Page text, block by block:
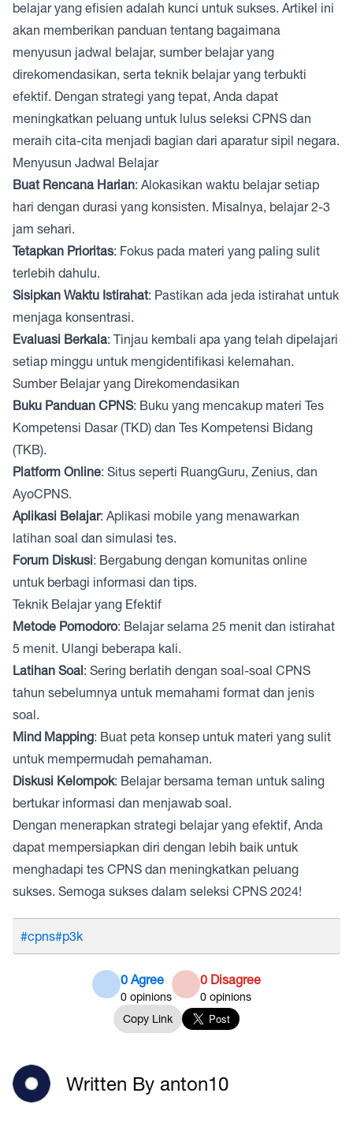
belajar yang efisien adalah kunci untuk sukses. Artikel ini
akan memberikan panduan tentang bagaimana
menyusun jadwal belajar, sumber belajar yang
direkomendasikan, serta teknik belajar yang terbukti
efektif. Dengan strategi yang tepat, Anda dapat
meningkatkan peluang untuk lulus seleksi CPNS dan
meraih cita-cita menjadi bagian dari aparatur sipil negara.
Menyusun Jadwal Belajar
Buat Rencana Harian: Alokasikan waktu belajar setiap
hari dengan durasi yang konsisten. Misalnya, belajar 2-3
jam sehari.
Tetapkan Prioritas: Fokus pada materi yang paling sulit
terlebih dahulu.
Sisipkan Waktu Istirahat: Pastikan ada jeda istirahat untuk
menjaga konsentrasi.
Evaluasi Berkala: Tinjau kembali apa yang telah dipelajari
setiap minggu untuk mengidentifikasi kelemahan.
Sumber Belajar yang Direkomendasikan
Buku Panduan CPNS: Buku yang mencakup materi Tes
Kompetensi Dasar (TKD) dan Tes Kompetensi Bidang
(TKB).
Platform Online: Situs seperti RuangGuru, Zenius, dan
AyoCPNS.
Aplikasi Belajar: Aplikasi mobile yang menawarkan
latihan soal dan simulasi tes.
Forum Diskusi: Bergabung dengan komunitas online
untuk berbagi informasi dan tips.
Teknik Belajar yang Efektif
Metode Pomodoro: Belajar selama 25 menit dan istirahat
5 menit. Ulangi beberapa kali.
Latihan Soal: Sering berlatih dengan soal-soal CPNS
tahun sebelumnya untuk memahami format dan jenis
soal.
Mind Mapping: Buat peta konsep untuk materi yang sulit
untuk mempermudah pemahaman.
Diskusi Kelompok: Belajar bersama teman untuk saling
bertukar informasi dan menjawab soal.
Dengan menerapkan strategi belajar yang efektif, Anda
dapat mempersiapkan diri dengan lebih baik untuk
menghadapi tes CPNS dan meningkatkan peluang
sukses. Semoga sukses dalam seleksi CPNS 2024!
#cpns#p3k
0 Agree
0 opinions
0 Disagree
0 opinions
Copy Link
Written By anton10